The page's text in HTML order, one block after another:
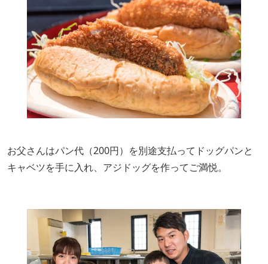
お父さんはパン代（200円）を別途支払ってドッグパンと
キャベツを手に入れ、アジドッグを作ってご満悦。